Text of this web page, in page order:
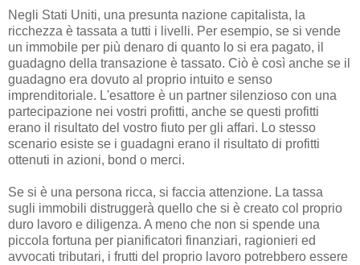
Negli Stati Uniti, una presunta nazione capitalista, la
ricchezza è tassata a tutti i livelli. Per esempio, se si vende
un immobile per più denaro di quanto lo si era pagato, il
guadagno della transazione è tassato. Ciò è così anche se il
guadagno era dovuto al proprio intuito e senso
imprenditoriale. L'esattore è un partner silenzioso con una
partecipazione nei vostri profitti, anche se questi profitti
erano il risultato del vostro fiuto per gli affari. Lo stesso
scenario esiste se i guadagni erano il risultato di profitti
ottenuti in azioni, bond o merci.
Se si è una persona ricca, si faccia attenzione. La tassa
sugli immobili distruggerà quello che si è creato col proprio
duro lavoro e diligenza. A meno che non si spende una
piccola fortuna per pianificatori finanziari, ragionieri ed
avvocati tributari, i frutti del proprio lavoro potrebbero essere